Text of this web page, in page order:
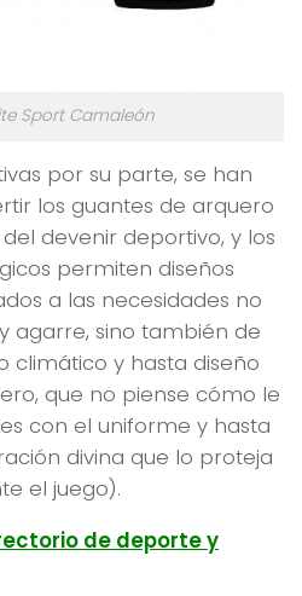
Sport Camaleón
por su parte, se han
los guantes de arquero
devenir deportivo, y los
permiten diseños
a las necesidades no
agarre, sino también de
climático y hasta diseño
que no piense cómo le
con el uniforme y hasta
divina que lo proteja
el juego).
de deporte y